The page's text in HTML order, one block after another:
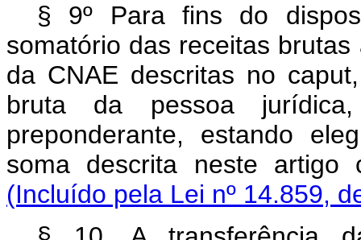
§ 9º Para fins do
somatório das receitas
da CNAE descritas no
bruta da pessoa
preponderante, estando
soma descrita neste
(Incluído pela Lei nº 14.859,